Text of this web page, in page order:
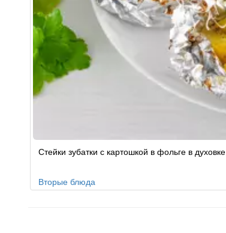
Стейки зубатки с картошкой в фольге в духовке
Вторые блюда